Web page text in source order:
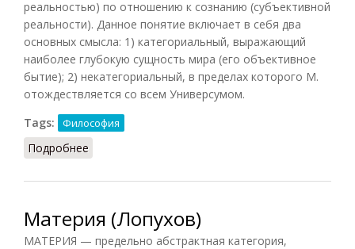
реальностью) по отношению к сознанию (субъективной
реальности). Данное понятие включает в себя два
основных смысла: 1) категориальный, выражающий
наиболее глубокую сущность мира (его объективное
бытие); 2) некатегориальный, в пределах которого М.
отождествляется со всем Универсумом.
Tags:
Философия
Подробнее
Материя (Лопухов)
МАТЕРИЯ — предельно абстрактная категория,